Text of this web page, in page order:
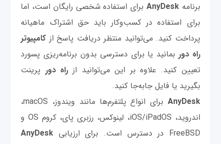
برنامه AnyDesk
برای استفاده شخصی رایگان است، اما
برای استفاده در کسب‌وکار باید حق اشتراک ماهیانه
پرداخت کنید. می‌توانید منتظر دریافت پاسخ از کامپیوتر
راه دور بمانید یا برای دسترسی بدون برنامه‌ریزی پسورد
تعیین کنید. علاوه بر این می‌توانید از راه دور پرینت
بگیرید یا فایل جابه‌جا کنید.
AnyDesk
برای انواع پلتفرم‌ها مانند ویندوز، macOS،
اندروید، iOS/iPadOS، لینوکس، رزبری پای، کروم OS و
FreeBSD در دسترس است. برای ارزیابی
AnyDesk